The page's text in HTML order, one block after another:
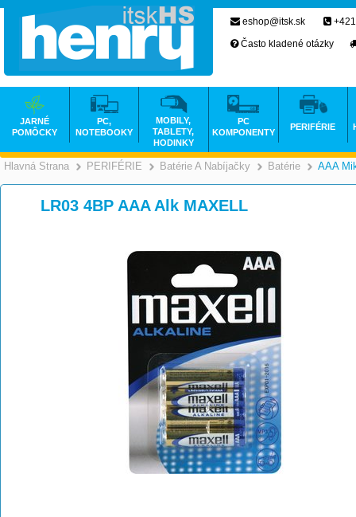
Hlavná Strana >
PERIFÉRIE >
Batérie A Nabíjačky >Batérie AAA
LR03 4BP AAA Alk MAXELL
eshop@itsk.sk
Často kladené otázky
JARNÉ
POMÔCKY
PC,
NOTEBOOKY
MOBILY,
TABLETY,
HODINKY
PC
KOMPONENTY
PERIFÉRIE